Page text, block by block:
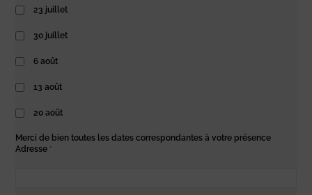
23 juillet
30 juillet
6 août
13 août
20 août
Merci de bien toutes les dates correspondantes à votre présence
Adresse *